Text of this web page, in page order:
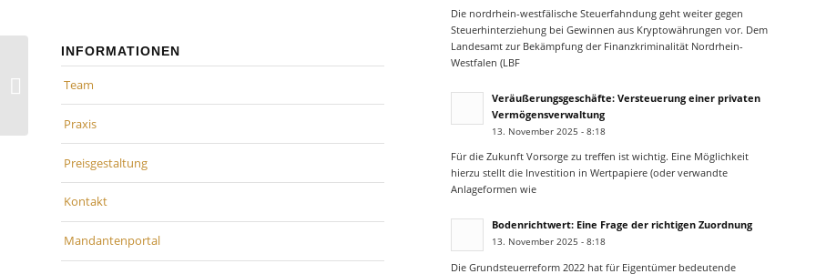
INFORMATIONEN
Team
Praxis
Preisgestaltung
Kontakt
Mandantenportal
Die nordrhein-westfälische Steuerfahndung geht weiter gegen
Steuerhinterziehung bei Gewinnen aus Kryptowährungen vor. Dem
Landesamt zur Bekämpfung der Finanzkriminalität Nordrhein-
Westfalen (LBF
Veräußerungsgeschäfte: Versteuerung einer privaten
Vermögensverwaltung
13. November 2025 - 8:18
Für die Zukunft Vorsorge zu treffen ist wichtig. Eine Möglichkeit
hierzu stellt die Investition in Wertpapiere (oder verwandte
Anlageformen wie
Bodenrichtwert: Eine Frage der richtigen Zuordnung
13. November 2025 - 8:18
Die Grundsteuerreform 2022 hat für Eigentümer bedeutende
Haushaltsnahe Dienst- und
Handwerkerleistungen: Wie sich
Privathaushalte den...